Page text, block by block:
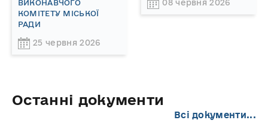
ВИКОНАВЧОГО
КОМІТЕТУ МІСЬКОЇ
РАДИ
25 червня 2026
08 червня 2026
Останні документи
Всі документи...